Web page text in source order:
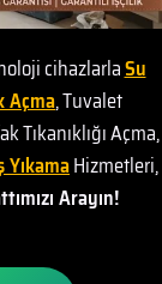
cihazlarlaSu
Açma, Tuvalet
Tıkanıklığı Açma,
YıkamaHizmetleri,
Arayın!